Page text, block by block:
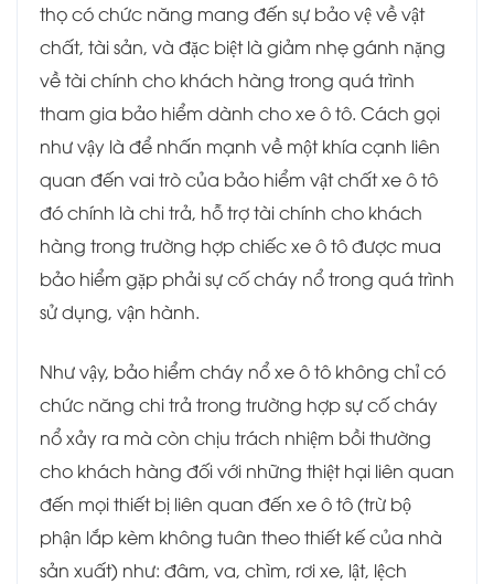
thọ có chức năng mang đến sự bảo vệ về vật
chất, tài sản, và đặc biệt là giảm nhẹ gánh nặng
về tài chính cho khách hàng trong quá trình
tham gia bảo hiểm dành cho xe ô tô. Cách gọi
như vậy là để nhấn mạnh về một khía cạnh liên
quan đến vai trò của bảo hiểm vật chất xe ô tô
đó chính là chi trả, hỗ trợ tài chính cho khách
hàng trong trường hợp chiếc xe ô tô được mua
bảo hiểm gặp phải sự cố cháy nổ trong quá trình
sử dụng, vận hành.
Như vậy, bảo hiểm cháy nổ xe ô tô không chỉ có
chức năng chi trả trong trường hợp sự cố cháy
nổ xảy ra mà còn chịu trách nhiệm bồi thường
cho khách hàng đối với những thiệt hại liên quan
đến mọi thiết bị liên quan đến xe ô tô (trừ bộ
phận lắp kèm không tuân theo thiết kế của nhà
sản xuất) như: đâm, va, chìm, rơi xe, lật, lệch